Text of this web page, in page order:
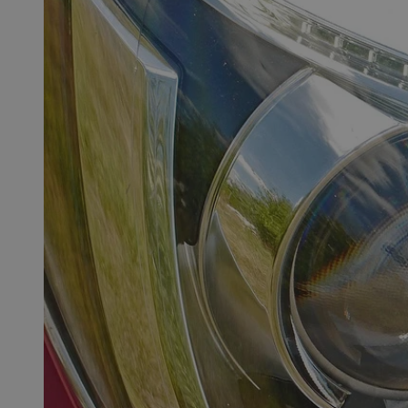
SessID
QeSessID
MvSessID
msToken
Nazwa
Nazwa
Provider
Domena